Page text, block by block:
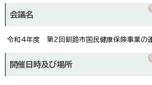
会議名
令和4年度 第2回釧路市国民健康保険事業の
開催日時及び場所